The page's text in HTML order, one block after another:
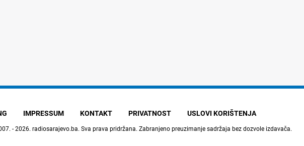
IMPRESSUM KONTAKT PRIVATNOST USLOVI KORIŠTENJA
- 2026. radiosarajevo.ba. Sva prava pridržana. Zabranjeno preuzimanje sadržaja bez dozvole izdavača.